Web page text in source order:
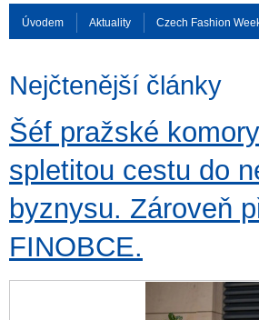
Úvodem Aktuality Czech Fashion
Rozhovory
Nejčtenější články
Šéf pražské
spletitou cestu do
byznysu. Zároveň
FINOBCE.